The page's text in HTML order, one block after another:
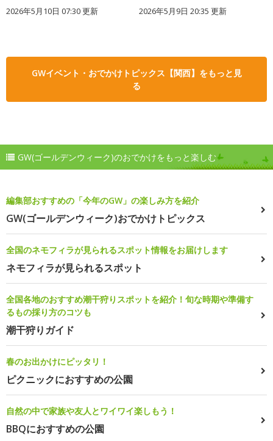
2026年5月10日 07:30 更新 2026年5月9日 20:35 更新
GWイベント・おでかけトピックス【関西】をもっと見
る
GW(ゴールデンウィーク)のおでかけをもっと楽しむ
編集部おすすめの「今年のGW」の楽しみ方を紹介
GW(ゴールデンウィーク)おでかけトピックス
全国のネモフィラが見られるスポット情報をお届けします
ネモフィラが見られるスポット
全国各地のおすすめ潮干狩りスポットを紹介！旬な時期や準備す
るもの採り方のコツも
潮干狩りガイド
春のお出かけにピッタリ！
ピクニックにおすすめの公園
自然の中で家族や友人とワイワイ楽しもう！
BBQにおすすめの公園